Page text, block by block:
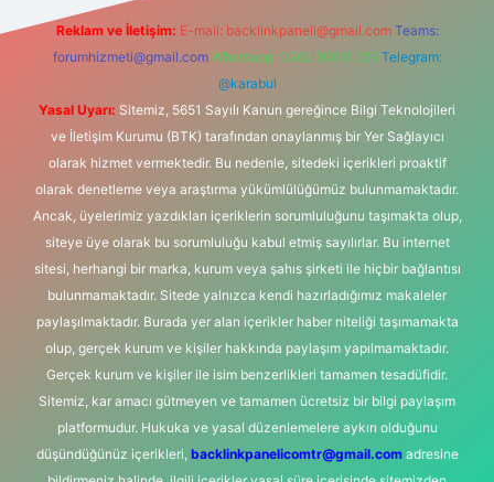
Reklam ve İletişim: E-mail: backlinkpaneli@gmail.com Teams:
forumhizmeti@gmail.com Whatsapp: 0262 606 0 726 Telegram:
@karabul
Yasal Uyarı: Sitemiz, 5651 Sayılı Kanun gereğince Bilgi Teknolojileri
ve İletişim Kurumu (BTK) tarafından onaylanmış bir Yer Sağlayıcı
olarak hizmet vermektedir. Bu nedenle, sitedeki içerikleri proaktif
olarak denetleme veya araştırma yükümlülüğümüz bulunmamaktadır.
Ancak, üyelerimiz yazdıkları içeriklerin sorumluluğunu taşımakta olup,
siteye üye olarak bu sorumluluğu kabul etmiş sayılırlar. Bu internet
sitesi, herhangi bir marka, kurum veya şahıs şirketi ile hiçbir bağlantısı
bulunmamaktadır. Sitede yalnızca kendi hazırladığımız makaleler
paylaşılmaktadır. Burada yer alan içerikler haber niteliği taşımamakta
olup, gerçek kurum ve kişiler hakkında paylaşım yapılmamaktadır.
Gerçek kurum ve kişiler ile isim benzerlikleri tamamen tesadüfidir.
Sitemiz, kar amacı gütmeyen ve tamamen ücretsiz bir bilgi paylaşım
platformudur. Hukuka ve yasal düzenlemelere aykırı olduğunu
düşündüğünüz içerikleri, backlinkpanelicomtr@gmail.comadresine